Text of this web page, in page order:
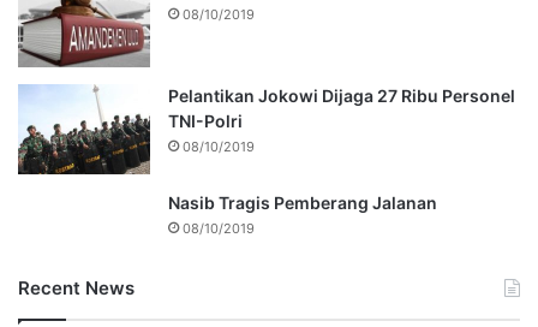
08/10/2019
Pelantikan Jokowi Dijaga 27 Ribu Personel
TNI-Polri
08/10/2019
Nasib Tragis Pemberang Jalanan
08/10/2019
Recent News